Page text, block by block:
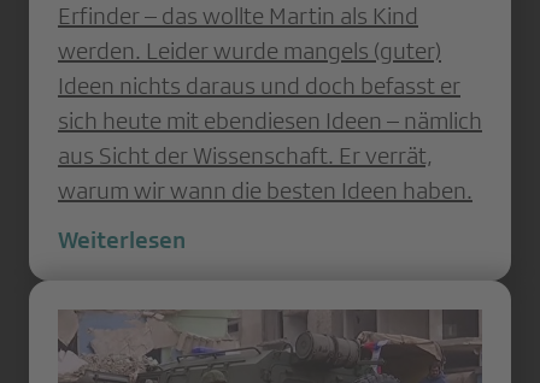
Erfinder – das wollte Martin als Kind
werden. Leider wurde mangels (guter)
Ideen nichts daraus und doch befasst er
sich heute mit ebendiesen Ideen – nämlich
aus Sicht der Wissenschaft. Er verrät,
warum wir wann die besten Ideen haben.
Weiterlesen